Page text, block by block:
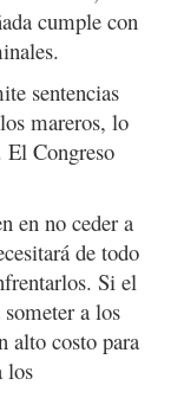
cumple con
sentencias
mareros, lo
Congreso
en no ceder a
de todo
Si el
a los
alto costo para
los